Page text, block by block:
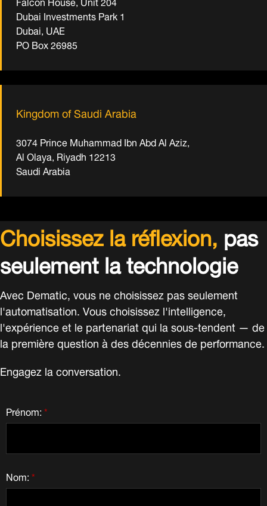
Dubai Investments Park 1
Dubai, UAE
PO Box 26985
Kingdom of Saudi Arabia
3074 Prince Muhammad Ibn Abd Al Aziz,
Al Olaya, Riyadh 12213
Saudi Arabia
Choisissez la réflexion,pas
seulement la technologie
Avec Dematic, vous ne choisissez pas seulement
l'automatisation. Vous choisissez l'intelligence,
l'expérience et le partenariat qui la sous-tendent — de
la première question à des décennies de performance.
Engagez la conversation.
*
Prénom:
*
Nom: